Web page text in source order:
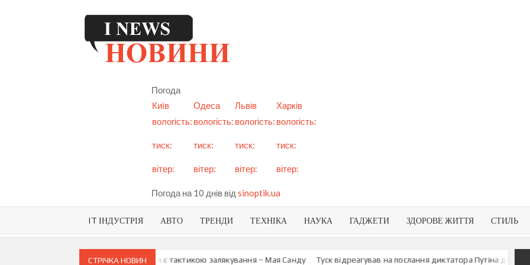
Погода
Київ
Одеса Львів
Харків
вологість:
тиск:
вітер:
вологість:
тиск:
вітер:
вологість:
тиск:
вітер:
вологість:
тиск:
вітер:
Погода на 10 днів від sinoptik.ua
IT ІНДУСТРІЯ АВТО ТРЕНДИ ТЕХНІКА НАУКА ГАДЖЕТИ ЗДОРОВЕ ЖИТТЯ СТИЛЬ
СТРІЧКА НОВИН
про можливу анексію Придністров’я є тактикою залякування – Мая Санду Туск відреагував на послання диктатора Путіна до росіян